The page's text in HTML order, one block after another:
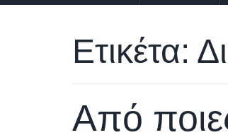
Ετικέτα:
Από